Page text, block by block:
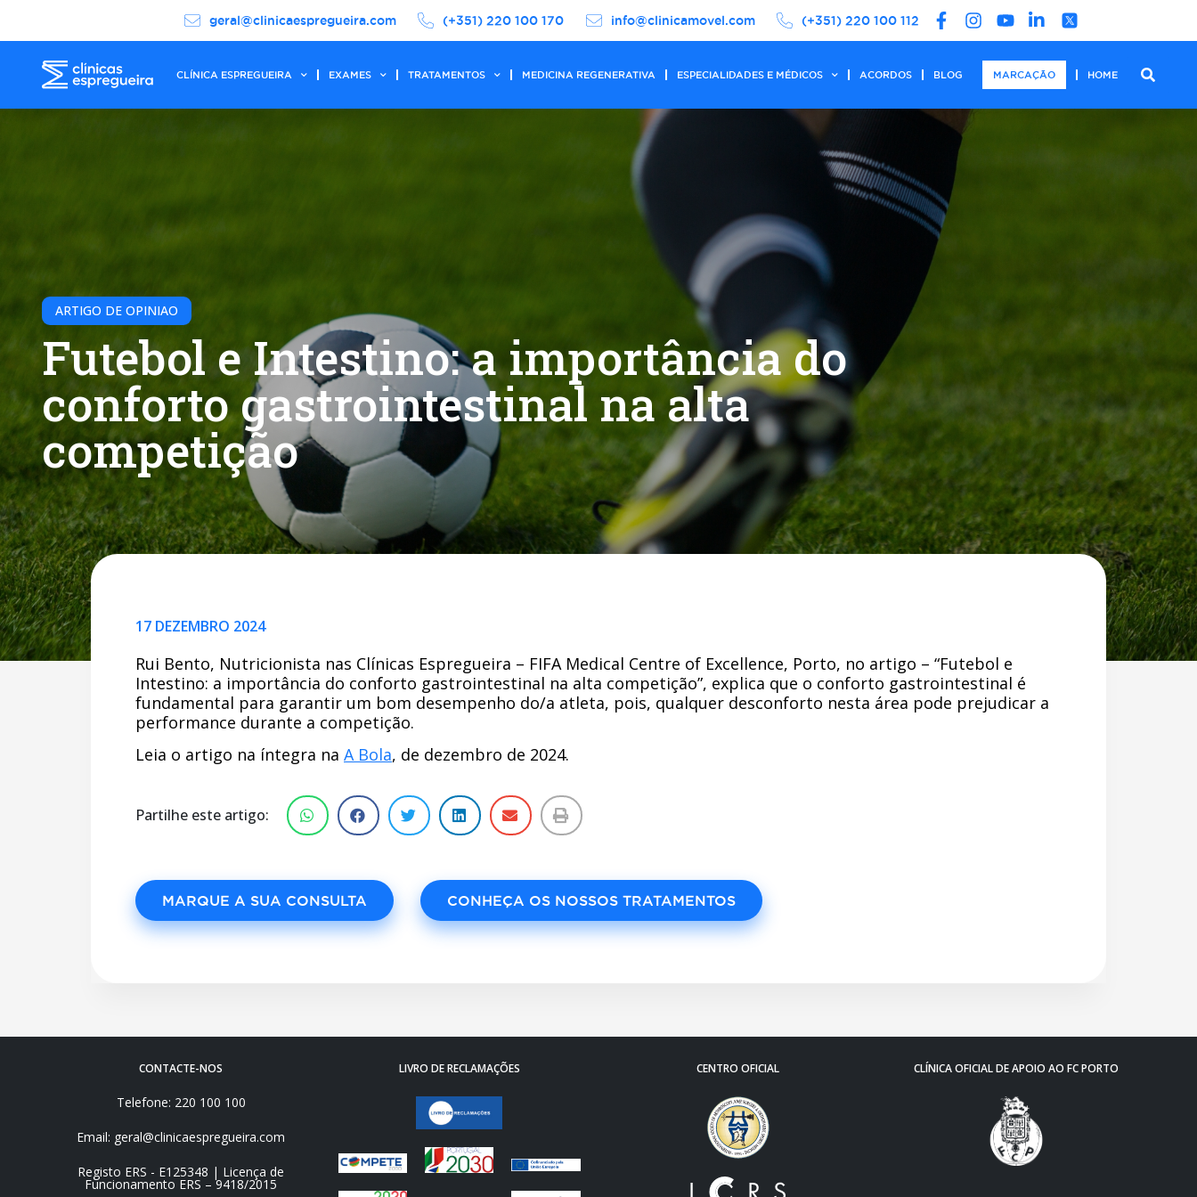
geral@clinicaespregueira.com (+351) 220 100 170 info@clinicamovel.com (+351) 220 100 112
CLÍNICA ESPREGUEIRA EXAMES TRATAMENTOS MEDICINA REGENERATIVA ESPECIALIDADES E MÉDICOS ACORDOS BLOG MARCAÇÃO HOME
ARTIGO DE OPINIAO
Futebol e Intestino: a importância do
conforto gastrointestinal na alta
competição
17 DEZEMBRO 2024
Rui Bento, Nutricionista nas Clínicas Espregueira – FIFA Medical Centre of Excellence, Porto, no artigo – “Futebol e
Intestino: a importância do conforto gastrointestinal na alta competição”, explica que o conforto gastrointestinal é
fundamental para garantir um bom desempenho do/a atleta, pois, qualquer desconforto nesta área pode prejudicar a
performance durante a competição.
Leia o artigo na íntegra na A Bola, de dezembro de 2024.
Partilhe este artigo:
MARQUE A SUA CONSULTA CONHEÇA OS NOSSOS TRATAMENTOS
CONTACTE-NOS
Telefone: 220 100 100
Email: geral@clinicaespregueira.com
Registo ERS - E125348 | Licença de
Funcionamento ERS – 9418/2015
LIVRO DE RECLAMAÇÕES CENTRO OFICIAL CLÍNICA OFICIAL DE APOIO AO FC PORTO